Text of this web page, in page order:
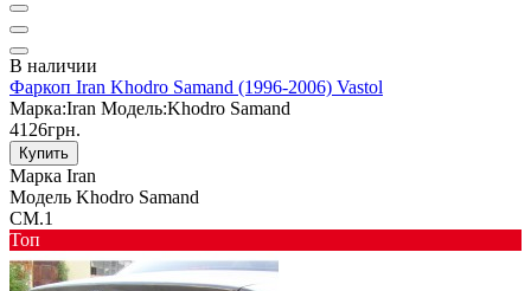
В наличии
Фаркоп Iran Khodro Samand (1996-2006) Vastol
Марка:Iran Модель:Khodro Samand
4126грн.
Купить
Марка Iran
Модель Khodro Samand
СМ.1
Toп